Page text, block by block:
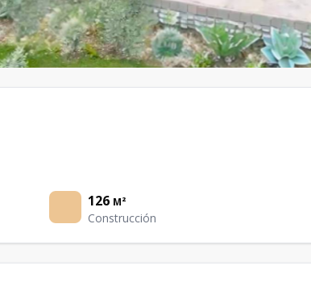
126 M²
Construcción